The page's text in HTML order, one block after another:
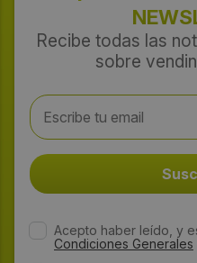
Recibe todas las
sobre
Acepto haber leído, y
Condiciones Generales